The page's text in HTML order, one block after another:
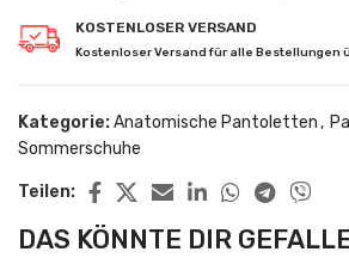
KOSTENLOSER VERSAND
Kostenloser Versand für alle Bestellungen
Kategorie:Anatomische Pantoletten,
Sommerschuhe
Teilen:
DAS KÖNNTE DIR